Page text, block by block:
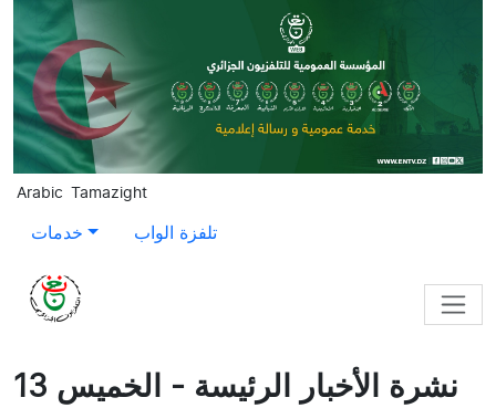
Skip to main content
Arabic Tamazight
خدمات تلفزة الواب
نشرة الأخبار الرئيسة - الخميس 13